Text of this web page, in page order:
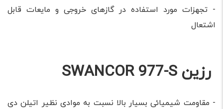
- تجهزات مورد استفاده در گازهای خروجی و مایعات قابل
اشتعال
رزین SWANCOR 977-S
- مقاومت شیمیائی بسیار بالا نسبت به موادی نظیر اتیلن دی